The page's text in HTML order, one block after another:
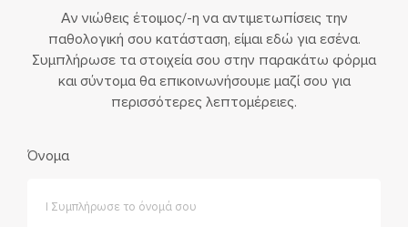
Αν νιώθεις έτοιμος/-η να αντιμετωπίσεις την
παθολογική σου κατάσταση, είμαι εδώ για εσένα.
Συμπλήρωσε τα στοιχεία σου στην παρακάτω φόρμα
και σύντομα θα επικοινωνήσουμε μαζί σου για
περισσότερες λεπτομέρειες.
Όνομα